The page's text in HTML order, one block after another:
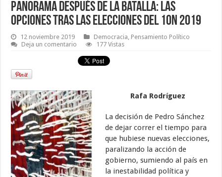
Panorama después de la batalla: las
opciones tras las elecciones del 10N 2019
12 noviembre 2019 Democracia, Pensamiento Político
Deja un comentario
177 Vistas
Rafa Rodríguez
La decisión de Pedro Sánchez
de dejar correr el tiempo para
que hubiese nuevas elecciones,
paralizando la acción de
gobierno, sumiendo al país en
la inestabilidad política y